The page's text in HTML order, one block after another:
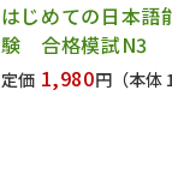
はじめての日本語
験 合格模試N3
定価 1,980円 （本体